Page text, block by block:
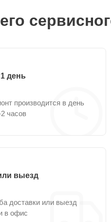
день
производится в день
часов
выезд
доставки или выезд
в офис